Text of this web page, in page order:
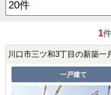
1
川口市三ツ和3丁目の新築一
一戸建て